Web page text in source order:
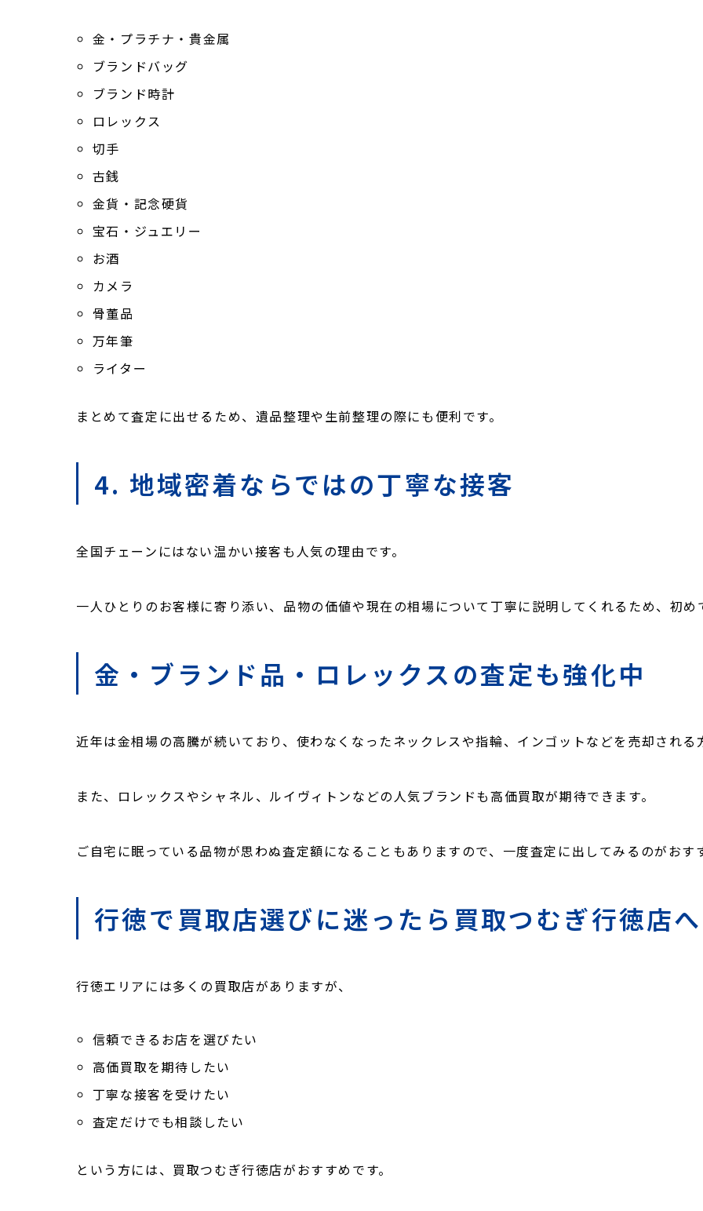
金・プラチナ・貴金属
ブランドバッグ
ブランド時計
ロレックス
切手
古銭
金貨・記念硬貨
宝石・ジュエリー
お酒
カメラ
骨董品
万年筆
ライター
まとめて査定に出せるため、遺品整理や生前整理の際にも便利です。
4. 地域密着ならではの丁寧な接客
全国チェーンにはない温かい接客も人気の理由です。
一人ひとりのお客様に寄り添い、品物の価値や現在の相場について丁寧に説明してくれるため、初め
金・ブランド品・ロレックスの査定も強化中
近年は金相場の高騰が続いており、使わなくなったネックレスや指輪、インゴットなどを売却される
また、ロレックスやシャネル、ルイヴィトンなどの人気ブランドも高価買取が期待できます。
ご自宅に眠っている品物が思わぬ査定額になることもありますので、一度査定に出してみるのがおす
行徳で買取店選びに迷ったら買取つむぎ行徳店へ
行徳エリアには多くの買取店がありますが、
信頼できるお店を選びたい
高価買取を期待したい
丁寧な接客を受けたい
査定だけでも相談したい
という方には、買取つむぎ行徳店がおすすめです。